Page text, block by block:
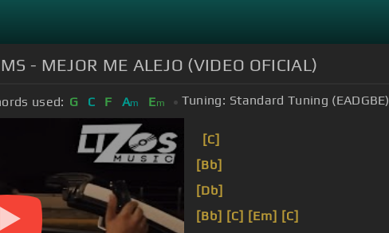
- MEJOR ME ALEJO (VIDEO OFICIAL)
used: G C F Am Em Tuning: Standard Tuning (EADGBE)
[C]
[Bb]
[Db]
[Bb] [C] [Em] [C]